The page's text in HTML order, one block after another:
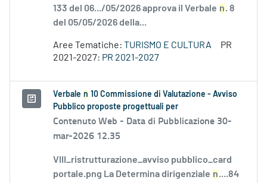
133 del 06.../05/2026 approva il Verbale n. 8
del 05/05/2026 della...
Aree Tematiche: TURISMO E CULTURA
PR
2021-2027: PR 2021-2027
Verbale n 10 Commissione di Valutazione - Avviso
Pubblico proposte progettuali per
Contenuto Web - Data di Pubblicazione 30-
mar-2026 12.35
VIII_ristrutturazione_avviso pubblico_card
portale.png La Determina dirigenziale n....84